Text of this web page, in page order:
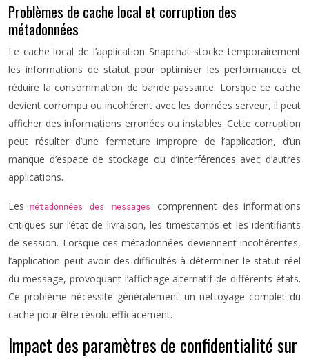
Problèmes de cache local et corruption des
métadonnées
Le cache local de l’application Snapchat stocke temporairement
les informations de statut pour optimiser les performances et
réduire la consommation de bande passante. Lorsque ce cache
devient corrompu ou incohérent avec les données serveur, il peut
afficher des informations erronées ou instables. Cette corruption
peut résulter d’une fermeture impropre de l’application, d’un
manque d’espace de stockage ou d’interférences avec d’autres
applications.
Les métadonnées des messages comprennent des informations
critiques sur l’état de livraison, les timestamps et les identifiants
de session. Lorsque ces métadonnées deviennent incohérentes,
l’application peut avoir des difficultés à déterminer le statut réel
du message, provoquant l’affichage alternatif de différents états.
Ce problème nécessite généralement un nettoyage complet du
cache pour être résolu efficacement.
Impact des paramètres de confidentialité sur